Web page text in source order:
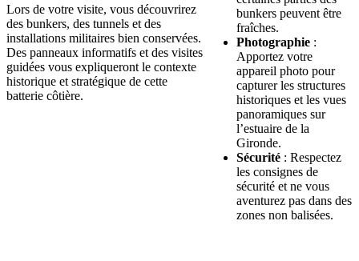
Lors de votre visite, vous découvrirez
des bunkers, des tunnels et des
installations militaires bien conservées.
Des panneaux informatifs et des visites
guidées vous expliqueront le contexte
historique et stratégique de cette
batterie côtière.
bunkers peuvent être
fraîches.
Photographie :
Apportez votre
appareil photo pour
capturer les structures
historiques et les vues
panoramiques sur
l’estuaire de la
Gironde.
Sécurité : Respectez
les consignes de
sécurité et ne vous
aventurez pas dans des
zones non balisées.